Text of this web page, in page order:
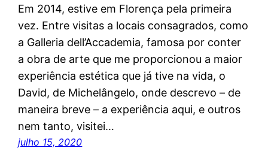
Em 2014, estive em Florença pela primeira
vez. Entre visitas a locais consagrados, como
a Galleria dell’Accademia, famosa por conter
a obra de arte que me proporcionou a maior
experiência estética que já tive na vida, o
David, de Michelângelo, onde descrevo – de
maneira breve – a experiência aqui, e outros
nem tanto, visitei…
julho 15, 2020